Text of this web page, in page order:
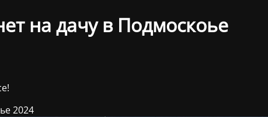
на дачу в Подмоскоье
2024